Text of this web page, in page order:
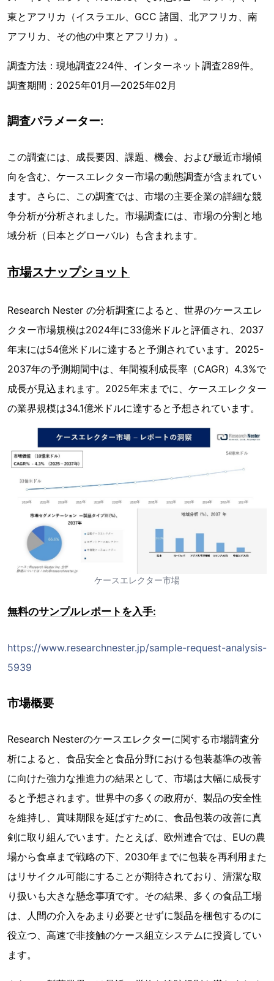
東とアフリカ（イスラエル、GCC 諸国、北アフリカ、南
アフリカ、その他の中東とアフリカ）。
調査方法：現地調査224件、インターネット調査289件。
調査期間：2025年01月―2025年02月
調査パラメーター:
この調査には、成長要因、課題、機会、および最近市場傾
向を含む、ケースエレクター市場の動態調査が含まれてい
ます。さらに、この調査では、市場の主要企業の詳細な競
争分析が分析されました。市場調査には、市場の分割と地
域分析（日本とグローバル）も含まれます。
市場スナップショット
Research Nester の分析調査によると、世界のケースエレ
クター市場規模は2024年に33億米ドルと評価され、2037
年末には54億米ドルに達すると予測されています。2025-
2037年の予測期間中は、年間複利成長率（CAGR）4.3%で
成長が見込まれます。2025年末までに、ケースエレクター
の業界規模は34.1億米ドルに達すると予想されています。
ケースエレクター市場
無料のサンプルレポートを入手:
https://www.researchnester.jp/sample-request-analysis-
5939
市場概要
Research Nesterのケースエレクターに関する市場調査分
析によると、食品安全と食品分野における包装基準の改善
に向けた強力な推進力の結果として、市場は大幅に成長す
ると予想されます。世界中の多くの政府が、製品の安全性
を維持し、賞味期限を延ばすために、食品包装の改善に真
剣に取り組んでいます。たとえば、欧州連合では、EUの農
場から食卓まで戦略の下、2030年までに包装を再利用また
はリサイクル可能にすることが期待されており、清潔な取
り扱いも大きな懸念事項です。その結果、多くの食品工場
は、人間の介入をあまり必要とせずに製品を梱包するのに
役立つ、高速で非接触のケース組立システムに投資してい
ます。